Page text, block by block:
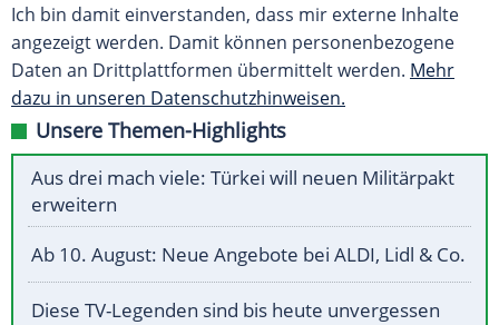
Ich bin damit einverstanden, dass mir externe Inhalte
angezeigt werden. Damit können personenbezogene
Daten an Drittplattformen übermittelt werden. Mehr
dazu in unseren Datenschutzhinweisen.
Unsere Themen-Highlights
Aus drei mach viele: Türkei will neuen Militärpakt
erweitern
Ab 10. August: Neue Angebote bei ALDI, Lidl & Co.
Diese TV-Legenden sind bis heute unvergessen